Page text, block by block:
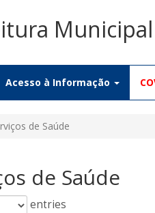
Acesso à Informação
de Saúde
de Saúde
entries